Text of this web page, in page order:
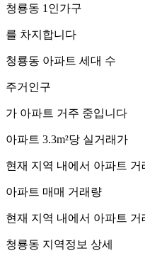
청룡동 1인가구
를 차지합니다
청룡동 아파트 세대 수
주거인구
가 아파트 거주 중입니다
아파트 3.3m²당 실거래가
현재 지역 내에서 아파트
아파트 매매 거래량
현재 지역 내에서 아파트
청룡동 지역정보 상세